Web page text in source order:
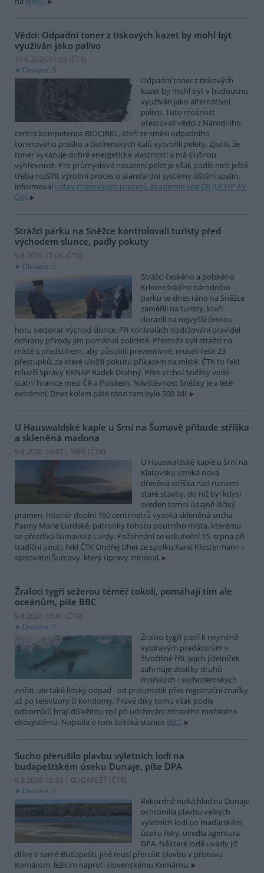
Vědci: Odpadní toner z tiskových kazet by mohl být
využíván jako palivo
10.8.2026 01:05 (ČTK)
Diskuse: 5
Odpadní toner z tiskových
kazet by mohl být v budoucnu
využíván jako alternativní
palivo. Tuto možnost
otestovali vědci z Národního
centra kompetence BIOCIRKL, kteří ze směsi odpadního
tonerového prášku a čistírenských kalů vytvořili pelety. Zjistili, že
toner vykazuje dobré energetické vlastnosti a má slušnou
výhřevnost. Pro průmyslové nasazení pelet je však podle nich ještě
třeba rozšířit výrobní proces o standardní systémy čištění spalin,
informoval Ústav chemických procesů Akademie věd ČR (ÚCHP AV
ČR).
Strážci parku na Sněžce kontrolovali turisty před
východem slunce, padly pokuty
9.8.2026 17:06 (ČTK)
Diskuse: 2
Strážci českého a polského
Krkonošského národního
parku se dnes ráno na Sněžce
zaměřili na turisty, kteří
dorazili na nejvyšší českou
horu sledovat východ slunce. Při kontrolách dodržování pravidel
ochrany přírody jim pomáhali policisté. Přestože byli strážci na
místě s předstihem, aby působili preventivně, museli řešit 23
přestupků, za které uložili pokutu příkazem na místě. ČTK to řekl
mluvčí Správy KRNAP Radek Drahný. Přes vrchol Sněžky vede
státní hranice mezi ČR a Polskem. Návštěvnost Sněžky je v létě
extrémní. Dnes kolem páté ráno tam bylo 500 lidí.
U Hauswaldské kaple u Srní na Šumavě přibude stříška
a skleněná madona
9.8.2026 16:42 | SRNÍ (ČTK)
U Hauswaldské kaple u Srní na
Klatovsku vzniká nová
dřevěná stříška nad ruinami
staré stavby, do níž byl kdysi
sveden tamní údajně léčivý
pramen. Interiér doplní 160 centimetrů vysoká skleněná socha
Panny Marie Lurdské, patronky tohoto poutního místa, kterému
se přezdívá šumavské Lurdy. Požehnání se uskuteční 15. srpna při
tradiční pouti, řekl ČTK Ondřej Uher ze spolku Karel Klostermann -
spisovatel Šumavy, který úpravy inicioval.
Žraloci tygří sežerou téměř cokoli, pomáhají tím ale
oceánům, píše BBC
9.8.2026 16:41 (ČTK)
Diskuse: 2
Žraloci tygří patří k nejméně
vybíravým predátorům v
živočišné říši. Jejich jídelníček
zahrnuje desítky druhů
mořských i suchozemských
zvířat, ale také lidský odpad - od pneumatik přes registrační značky
až po televizory či kondomy. Právě díky tomu však podle
odborníků hrají důležitou roli při udržování zdravého mořského
ekosystému. Napsala o tom britská stanice BBC.
Sucho přerušilo plavbu výletních lodí na
budapešťském úseku Dunaje, píše DPA
9.8.2026 16:33 | BUDAPEŠŤ (ČTK)
Diskuse: 2
Rekordně nízká hladina Dunaje
ochromila plavbu velkých
výletních lodí po maďarském
úseku řeky, uvedla agentura
DPA. Některé lodě uvázly již
dříve v samé Budapešti, jiné musí přerušit plavbu v přístavu
Komárom, ležícím naproti slovenskému Komárnu.